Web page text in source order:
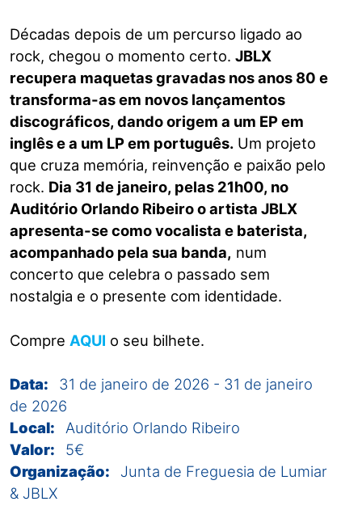
Décadas depois de um percurso ligado ao
rock, chegou o momento certo. JBLX
recupera maquetas gravadas nos anos 80 e
transforma-as em novos lançamentos
discográficos, dando origem a um EP em
inglês e a um LP em português. Um projeto
que cruza memória, reinvenção e paixão pelo
rock. Dia 31 de janeiro, pelas 21h00, no
Auditório Orlando Ribeiro o artista JBLX
apresenta-se como vocalista e baterista,
acompanhado pela sua banda, num
concerto que celebra o passado sem
nostalgia e o presente com identidade.
Compre AQUI o seu bilhete.
Data: 31 de janeiro de 2026 - 31 de janeiro
de 2026
Local:
Auditório Orlando Ribeiro
Valor:
5€
Organização:
Junta de Freguesia de Lumiar
& JBLX